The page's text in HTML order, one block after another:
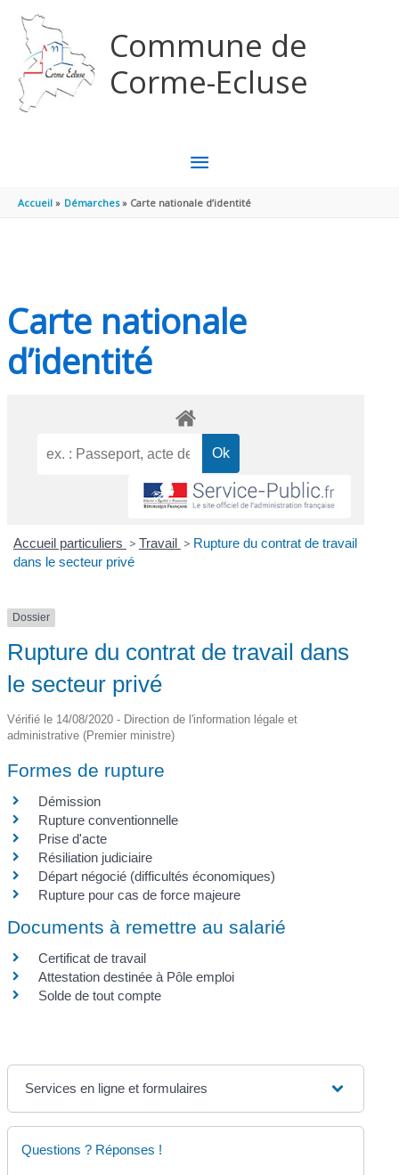
Commune de
Corme-Ecluse
MENU
PRINCIPAL
Accueil Démarches Carte nationale d’identité
Carte nationale
d’identité
Accueil particuliers > Travail > Rupture du contrat de travail
dans le secteur privé
Dossier
Rupture du contrat de travail dans
le secteur privé
Vérifié le 14/08/2020 - Direction de l'information légale et
administrative (Premier ministre)
Formes de rupture
Démission
Rupture conventionnelle
Prise d'acte
Résiliation judiciaire
Départ négocié (difficultés économiques)
Rupture pour cas de force majeure
Documents à remettre au salarié
Certificat de travail
Attestation destinée à Pôle emploi
Solde de tout compte
Services en ligne et formulaires
Questions ? Réponses !